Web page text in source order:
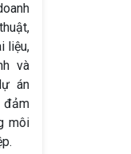
liệu,
và
án
đảm
môi